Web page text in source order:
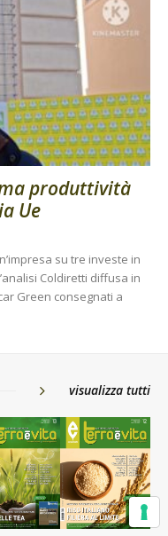
produttività
Ue
su tre investe in
Coldiretti diffusa in
Green consegnati a
visualizza tutti